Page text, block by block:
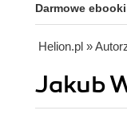
Darmowe ebooki
Helion.pl »
Jakub